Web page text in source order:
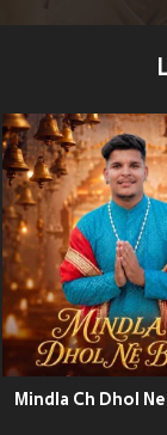
Mindla Ch Dhol